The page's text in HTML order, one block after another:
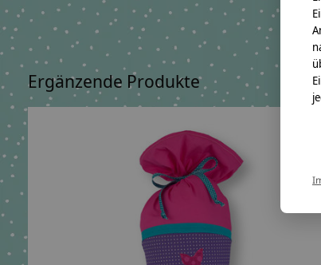
Ergänzende Produkte